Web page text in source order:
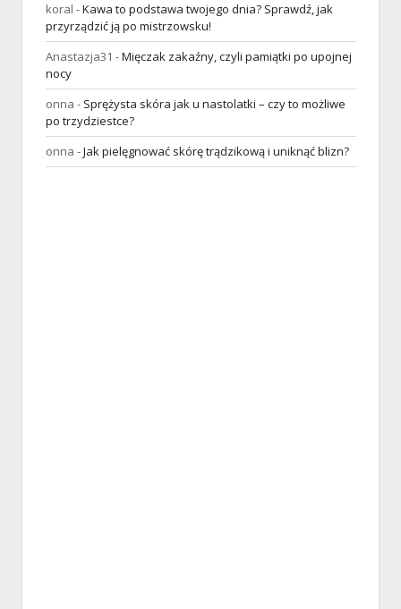
koral -Kawa to podstawa twojego dnia? Sprawdź, jak
przyrządzić ją po mistrzowsku!
Anastazja31 -Mięczak zakaźny, czyli pamiątki po upojnej
nocy
onna - Sprężysta skóra jak u nastolatki – czy to możliwe
po trzydziestce?
onna -Jak pielęgnować skórę trądzikową i uniknąć blizn?